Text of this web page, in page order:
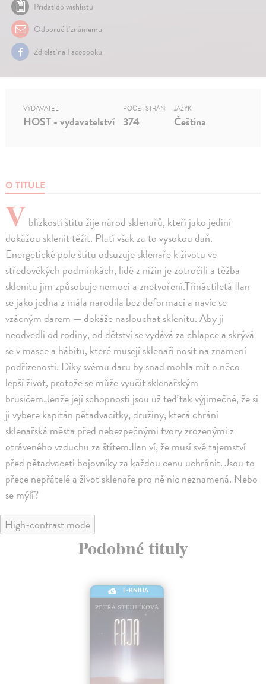
Pridať do wishlistu
Odporučiť známemu
Zdielať na Facebooku
O TITULE
V blízkosti štítu žije národ sklenařů, kteří jako jediní
dokážou sklenit těžit. Platí však za to vysokou daň.
Energetické pole štítu odsuzuje sklenaře k životu ve
středověkých podmínkách, lidé z nížin je zotročili a těžba
sklenitu jim způsobuje nemoci a znetvoření.Třináctiletá Ilan
se jako jedna z mála narodila bez deformací a navíc se
vzácným darem — dokáže naslouchat sklenitu. Aby ji
neodvedli od rodiny, od dětství se vydává za chlapce a skrývá
se v masce a hábitu, které musejí sklenaři nosit na znamení
podřízenosti. Díky svému daru by snad mohla mít o něco
lepší život, protože se může vyučit sklenařským
brusičem.Jenže její schopnosti jsou už teď tak výjimečné, že si
ji vybere kapitán pětadvacítky, družiny, která chrání
sklenařská města před nebezpečnými tvory zrozenými z
otráveného vzduchu za štítem.Ilan ví, že musí své tajemství
před pětadvaceti bojovníky za každou cenu uchránit. Jsou to
přece nepřátelé a život sklenaře pro ně nic neznamená. Nebo
se mýlí?
VYDAVATEĽ
HOST - vydavatelství
POČET STRÁN
374
JAZYK
Čeština
High-contrast mode
Podobné tituly
E-KNIHA